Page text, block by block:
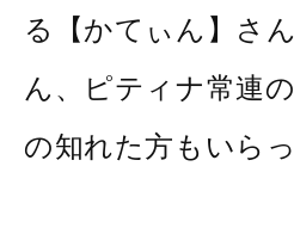
る【かてぃん】さ
ん、ピティナ常連
の知れた方もいら